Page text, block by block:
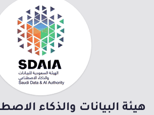
هيئة البيانات والذكاء